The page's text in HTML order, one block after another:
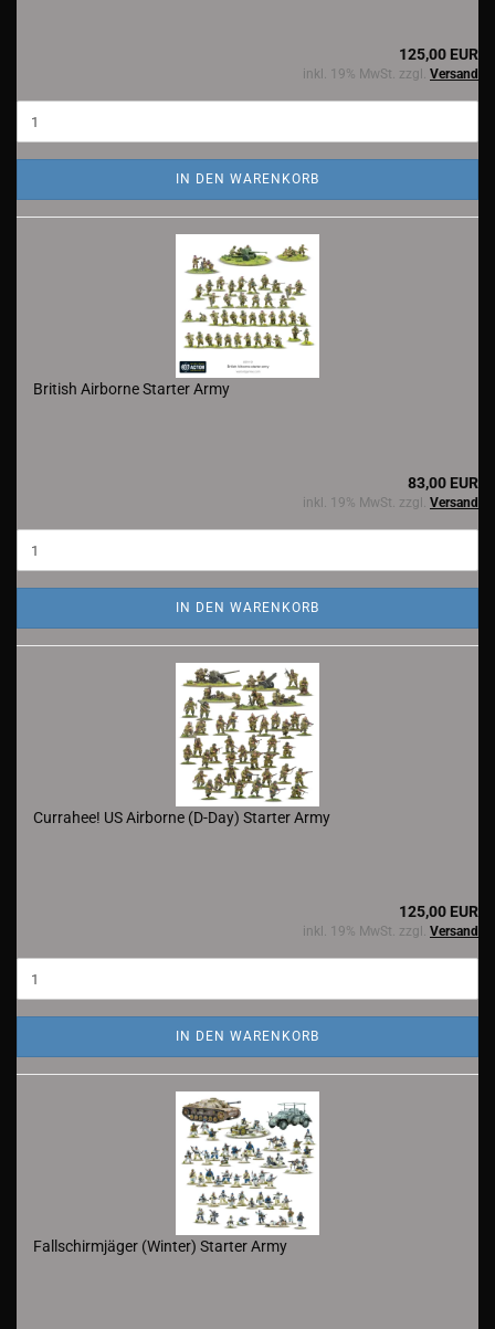
125,00 EUR
inkl. 19% MwSt. zzgl. Versand
IN DEN WARENKORB
British Airborne Starter Army
83,00 EUR
inkl. 19% MwSt. zzgl. Versand
IN DEN WARENKORB
Currahee! US Airborne (D-Day) Starter Army
125,00 EUR
inkl. 19% MwSt. zzgl. Versand
IN DEN WARENKORB
Fallschirmjäger (Winter) Starter Army